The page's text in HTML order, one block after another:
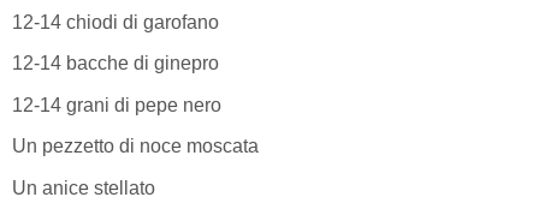
12-14 chiodi di garofano
12-14 bacche di ginepro
12-14 grani di pepe nero
Un pezzetto di noce moscata
Un anice stellato